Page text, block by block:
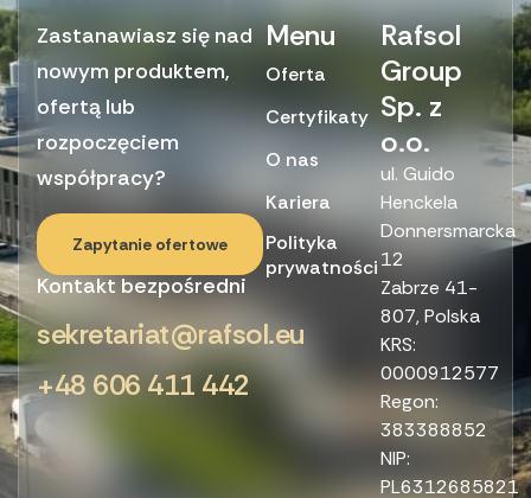
Zastanawiasz się nad
nowym produktem,
ofertą lub
rozpoczęciem
współpracy?
Zapytanie ofertowe
Kontakt bezpośredni
sekretariat@rafsol.eu
+48 606 411 442
Menu
Oferta
Certyfikaty
O nas
Kariera
Polityka
prywatności
Rafsol
Group
Sp. z
o.o.
ul. Guido
Henckela
Donnersmarcka
12
Zabrze 41-
807, Polska
KRS:
0000912577
Regon:
383388852
NIP:
PL6312685821